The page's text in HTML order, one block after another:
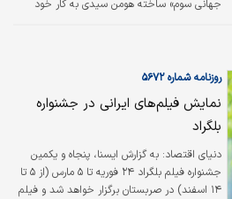
جهانی سوم» ساخته هومن سیدی به کار خود
نمایش گذاشته شد و در نهایت جایزه فیپرشی
جایزه هیات داوران جوان جشنواره را به خود
اختصاص داد.
روزنامه شماره ۵۶۷۲
نمایش فیلم‌های ایرانی در جشنواره
بلگراد
دنیای اقتصاد: به گزارش ایسنا، پنجاه و یکمین
جشنواره فیلم بلگراد ۲۴ فوریه تا ۵ مارس (از ۵ تا
۱۴ اسفند) در صربستان برگزار خواهد شد و فیلم